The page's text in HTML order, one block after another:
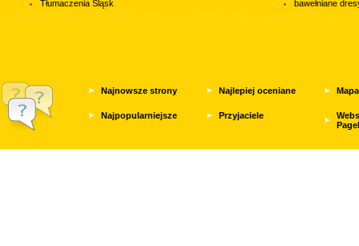
Tłumaczenia Śląsk
bawełniane
Najnowsze strony Najlepiej oceniane
Najpopularniejsze Przyjaciele